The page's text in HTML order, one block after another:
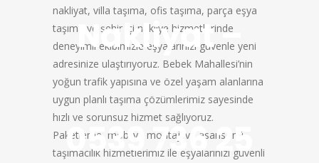
Nakliyat –
0539 736 25
nakliyat, villa taşıma, ofis taşıma, parça eşya
taşıma ve şehir içi nakliye hizmetlerinde
deneyimli ekibimizle eşyalarınızı güvenle yeni
adresinize ulaştırıyoruz. Bebek Mahallesi’nin
yoğun trafik yapısına ve özel yaşam alanlarına
uygun planlı taşıma çözümlerimiz sayesinde
hızlı ve sorunsuz hizmet sağlıyoruz.
Paketleme, mobilya montajı ve asansörlü
taşımacılık hizmetlerimiz ile eşyalarınızı güvenli